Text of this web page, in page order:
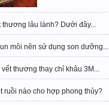
thương lâu lành? Dưới đây...
môi nên sử dụng son dưỡng...
vết thương thay chỉ khâu 3M...
ruồi nào cho hợp phong thủy?